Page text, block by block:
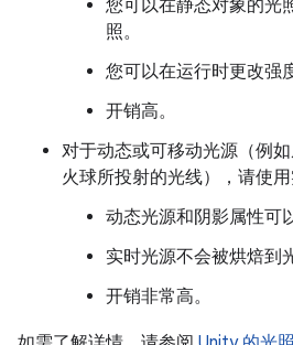
您可以在静态对象的光
照。
您可以在运行时更改强
开销高。
对于动态或可移动光源（例
火球所投射的光线），请使用
动态光源和阴影属性可
实时光源不会被烘焙到
开销非常高。